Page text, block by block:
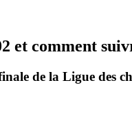
et comment
de la Ligue des